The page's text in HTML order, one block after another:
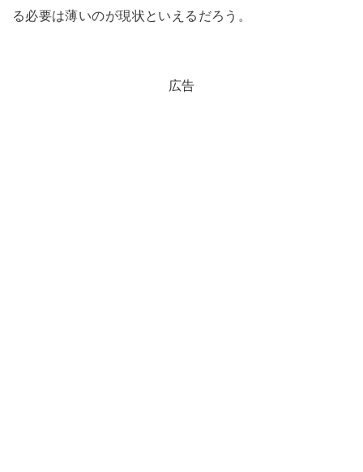
る必要は薄いのが現状といえるだろう。
広告